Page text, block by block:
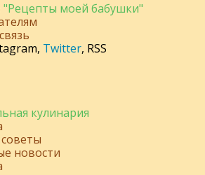
"Рецепты моей бабушки"
, Twitter, RSS
кулинария
новости